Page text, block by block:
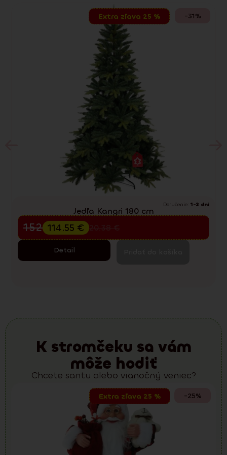
-31%
Extra zľava 25 %
Doručenie: 1-2 dni
Jedľa Kangri 180 cm
Predvianočný výpredaj
220.38
152.73€
114.55 €
Detail
K stromčeku sa vám
môže hodiť
Chcete santu alebo vianočný veniec?
-25%
Extra zľava 25 %